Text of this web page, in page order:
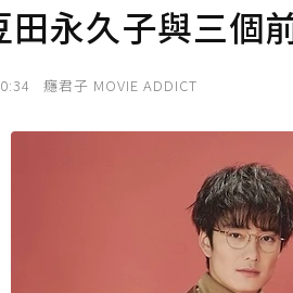
田永久子與三
癮君子 MOVIE ADDICT